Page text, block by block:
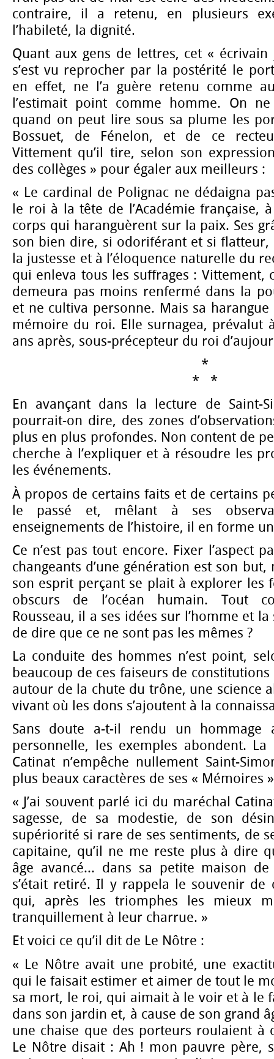
contraire, il a retenu, en plusieurs
l’habileté, la dignité.
Quant aux gens de lettres, cet « écrivain
s’est vu reprocher par la postérité le
en effet, ne l’a guère retenu comme
l’estimait point comme homme. On
quand on peut lire sous sa plume les
Bossuet, de Fénelon, et de ce
Vittement qu’il tire, selon son
des collèges » pour égaler aux meilleurs :
« Le cardinal de Polignac ne dédaigna
le roi à la tête de l’Académie française,
corps qui haranguèrent sur la paix. Ses
son bien dire, si odoriférant et si flatteur,
la justesse et à l’éloquence naturelle du
qui enleva tous les suffrages : Vittement,
demeura pas moins renfermé dans la
et ne cultiva personne. Mais sa
mémoire du roi. Elle surnagea, prévalut
ans après, sous-précepteur du roi
*
* *
En avançant dans la lecture de Saint-
pourrait-on dire, des zones
plus en plus profondes. Non content de
cherche à l’expliquer et à résoudre les
les événements.
À propos de certains faits et de certains
le passé et, mêlant à ses
enseignements de l’histoire, il en forme
Ce n’est pas tout encore. Fixer l’aspect
changeants d’une génération est son
son esprit perçant se plait à explorer les
obscurs de l’océan humain. Tout
Rousseau, il a ses idées sur l’homme et
de dire que ce ne sont pas les mêmes ?
La conduite des hommes n’est point,
beaucoup de ces faiseurs de constitutions
autour de la chute du trône, une science
vivant où les dons s’ajoutent à la
Sans doute a-t-il rendu un
personnelle, les exemples abondent.
Catinat n’empêche nullement Saint-
plus beaux caractères de ses « Mémoires
« J’ai souvent parlé ici du maréchal
sagesse, de sa modestie, de son
supériorité si rare de ses sentiments, de
capitaine, qu’il ne me reste plus à dire
âge avancé... dans sa petite maison
s’était retiré. Il y rappela le souvenir de
qui, après les triomphes les mieux
tranquillement à leur charrue. »
Et voici ce qu’il dit de Le Nôtre :
« Le Nôtre avait une probité, une
qui le faisait estimer et aimer de tout le
sa mort, le roi, qui aimait à le voir et à le
dans son jardin et, à cause de son grand
une chaise que des porteurs roulaient à
Le Nôtre disait : Ah ! mon pauvre père,